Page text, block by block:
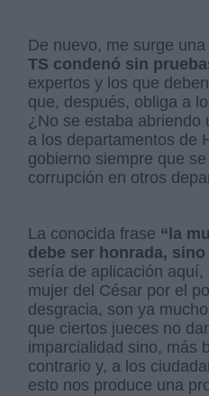
De nuevo, me surge
TS condenó sin
expertos y los que
que, después, obliga a
¿No se estaba abriendo
a los departamentos de
gobierno siempre que
corrupción en otros
La conocida frase “la
debe ser honrada,
sería de aplicación
mujer del César por el
desgracia, son ya
que ciertos jueces no
imparcialidad sino, más
contrario y, a los
esto nos produce una